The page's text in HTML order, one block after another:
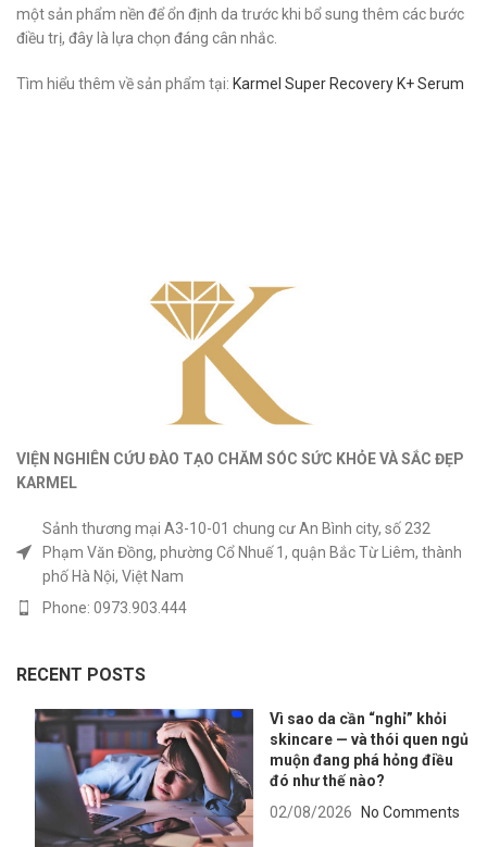
một sản phẩm nền để ổn định da trước khi bổ sung thêm các bước
điều trị, đây là lựa chọn đáng cân nhắc.
Tìm hiểu thêm về sản phẩm tại: Karmel Super Recovery K+ Serum
VIỆN NGHIÊN CỨU ĐÀO TẠO CHĂM SÓC SỨC KHỎEVÀSẮC ĐẸP
KARMEL
Sảnh thương mại A3-10-01 chung cư An Bình city, số 232
Phạm Văn Đồng, phường Cổ Nhuế 1, quận Bắc Từ Liêm, thành
phố Hà Nội, Việt Nam
Phone: 0973.903.444
RECENT POSTS
Vì sao da cần “nghỉ” khỏi
skincare — và thói quen ngủ
muộn đang phá hỏng điều
đó như thế nào?
02/08/2026
No Comments